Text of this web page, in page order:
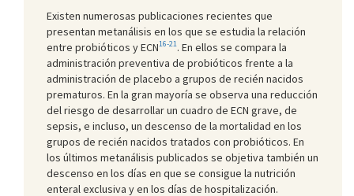
Existen numerosas publicaciones recientes que
presentan metanálisis en los que se estudia la relación
entre probióticos y ECN16-21. En ellos se compara la
administración preventiva de probióticos frente a la
administración de placebo a grupos de recién nacidos
prematuros. En la gran mayoría se observa una reducción
del riesgo de desarrollar un cuadro de ECN grave, de
sepsis, e incluso, un descenso de la mortalidad en los
grupos de recién nacidos tratados con probióticos. En
los últimos metanálisis publicados se objetiva también un
descenso en los días en que se consigue la nutrición
enteral exclusiva y en los días de hospitalización.